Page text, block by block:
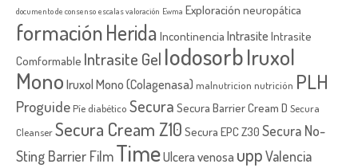
documento de consenso escalas valoración Ewma Exploración neuropática
formaciónHerida Incontinencia Intrasite Intrasite
Comformable Intrasite Gel IodosorbIruxol
MonoIruxol Mono (Colagenasa) malnutricion nutrición PLH
Proguide Píe diabético Secura Secura Barrier Cream D Secura
CleanserSecura Cream Z10 Secura EPC Z30 Secura No-
Sting Barrier FilmTimeUlcera venosa uppValencia